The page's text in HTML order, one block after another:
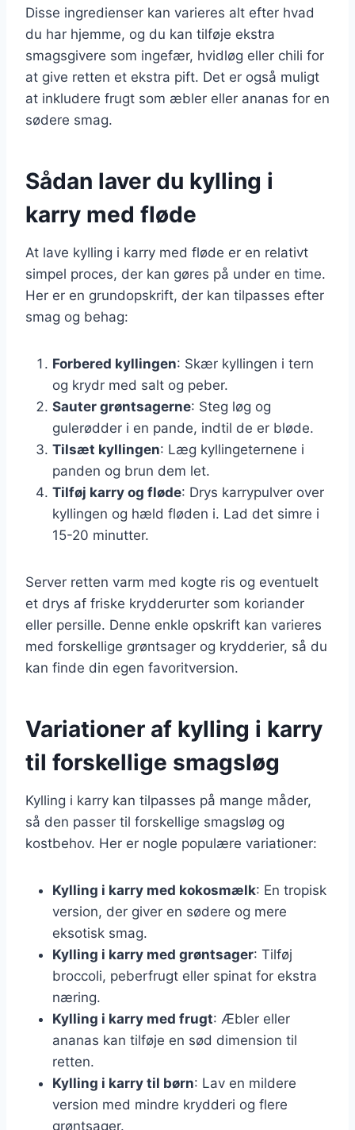
Disse ingredienser kan varieres alt efter hvad
du har hjemme, og du kan tilføje ekstra
smagsgivere som ingefær, hvidløg eller chili for
at give retten et ekstra pift. Det er også muligt
at inkludere frugt som æbler eller ananas for en
sødere smag.
Sådan laver du kylling i
karry med fløde
At lave kylling i karry med fløde er en relativt
simpel proces, der kan gøres på under en time.
Her er en grundopskrift, der kan tilpasses efter
smag og behag:
Forbered kyllingen: Skær kyllingen i tern
og krydr med salt og peber.
Sauter grøntsagerne: Steg løg og
gulerødder i en pande, indtil de er bløde.
Tilsæt kyllingen: Læg kyllingeternene i
panden og brun dem let.
Tilføj karry og fløde: Drys karrypulver over
kyllingen og hæld fløden i. Lad det simre i
15-20 minutter.
Server retten varm med kogte ris og eventuelt
et drys af friske krydderurter som koriander
eller persille. Denne enkle opskrift kan varieres
med forskellige grøntsager og krydderier, så du
kan finde din egen favoritversion.
Variationer af kylling i karry
til forskellige smagsløg
Kylling i karry kan tilpasses på mange måder,
så den passer til forskellige smagsløg og
kostbehov. Her er nogle populære variationer:
Kylling i karry med kokosmælk: En tropisk
version, der giver en sødere og mere
eksotisk smag.
Kylling i karry med grøntsager: Tilføj
broccoli, peberfrugt eller spinat for ekstra
næring.
Kylling i karry med frugt: Æbler eller
ananas kan tilføje en sød dimension til
retten.
Kylling i karry til børn: Lav en mildere
version med mindre krydderi og flere
grøntsager.